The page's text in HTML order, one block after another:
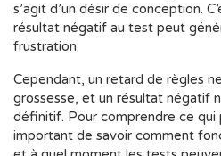
s’agit d’un désir de conception.
résultat négatif au test peut
frustration.
Cependant, un retard de règles
grossesse, et un résultat négatif
définitif. Pour comprendre ce qui
important de savoir comment